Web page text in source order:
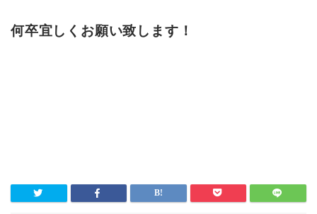
何卒宜しくお願い致します！